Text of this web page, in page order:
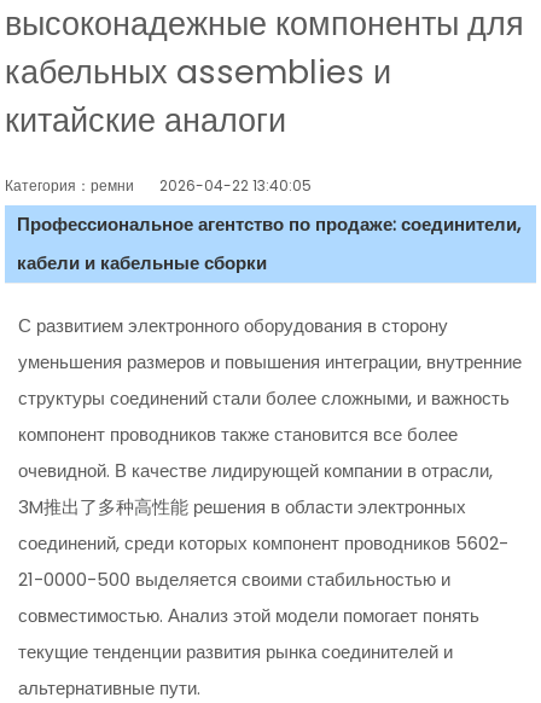
высоконадежные компоненты для
кабельных assemblies и
китайские аналоги
Категория：ремни 2026-04-22 13:40:05
Профессиональное агентство по продаже: соединители,
кабели и кабельные сборки
С развитием электронного оборудования в сторону
уменьшения размеров и повышения интеграции, внутренние
структуры соединений стали более сложными, и важность
компонент проводников также становится все более
очевидной. В качестве лидирующей компании в отрасли,
3M推出了多种高性能 решения в области электронных
соединений, среди которых компонент проводников 5602-
21-0000-500 выделяется своими стабильностью и
совместимостью. Анализ этой модели помогает понять
текущие тенденции развития рынка соединителей и
альтернативные пути.